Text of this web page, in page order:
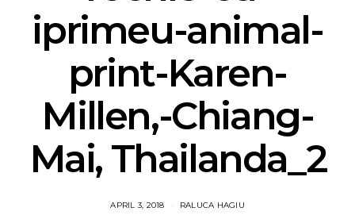
iprimeu-animal-
print-Karen-
Millen,-Chiang-
Mai, Thailanda_2
APRIL 3, 2018 RALUCA HAGIU